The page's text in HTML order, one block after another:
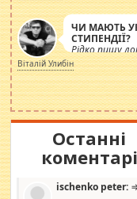
ЧИ МАЮТЬ
СТИПЕНДІЇ?
Рідко пишу
просто
навколо
Віталій Улибін
Останні
коментарі
ischenko peter: